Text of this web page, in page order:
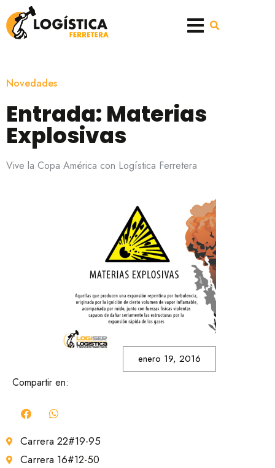
Novedades
Entrada: Materias
Explosivas
Vive la Copa América con Logística Ferretera
enero 19, 2016
Compartir en:
Carrera 22#19-95
Carrera 16#12-50